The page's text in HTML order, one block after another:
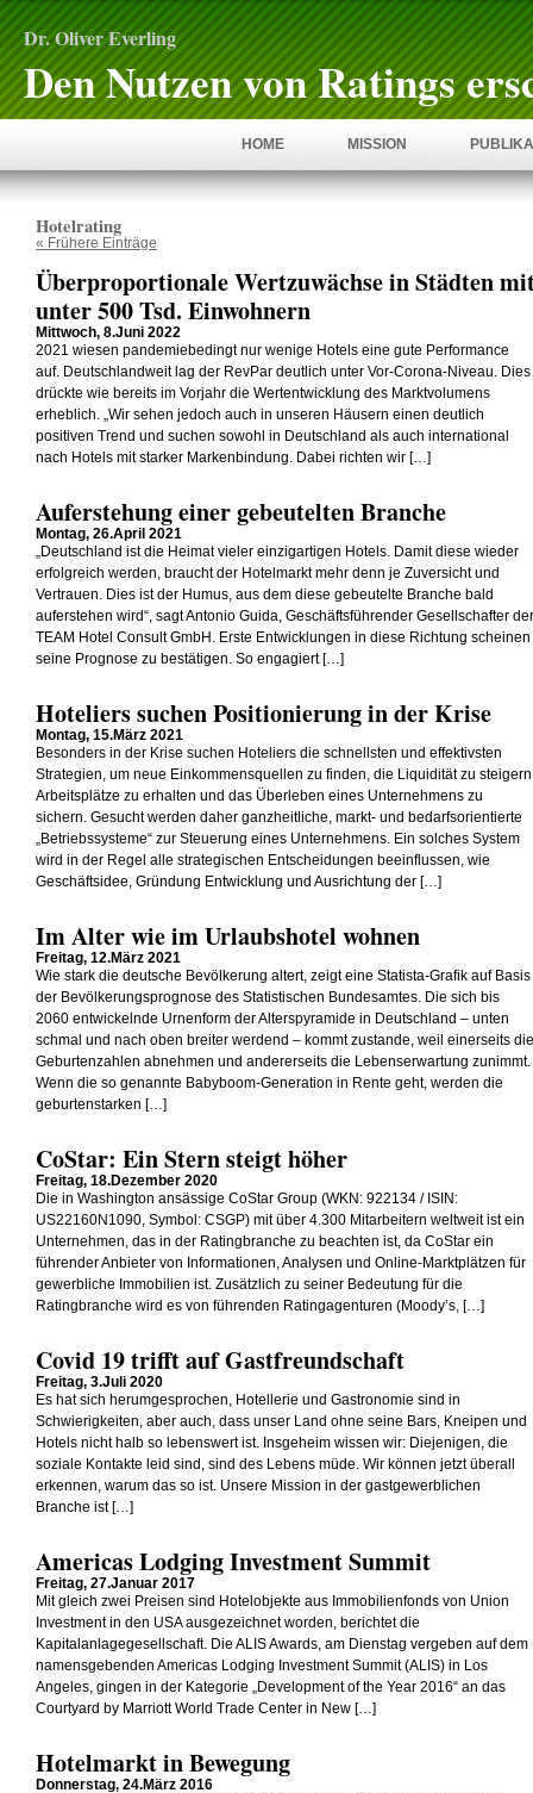
Dr. Oliver Everling
Den Nutzen von Ratings
HOME MISSION
Hotelrating
« Frühere Einträge
Überproportionale Wertzuwächse in Städten
unter 500 Tsd. Einwohnern
Mittwoch, 8.Juni 2022
2021 wiesen pandemiebedingt nur wenige Hotels eine gute Performance
auf. Deutschlandweit lag der RevPar deutlich unter Vor-Corona-Niveau. Dies
drückte wie bereits im Vorjahr die Wertentwicklung des Marktvolumens
erheblich. „Wir sehen jedoch auch in unseren Häusern einen deutlich
positiven Trend und suchen sowohl in Deutschland als auch international
nach Hotels mit starker Markenbindung. Dabei richten wir […]
Auferstehung einer gebeutelten Branche
Montag, 26.April 2021
„Deutschland ist die Heimat vieler einzigartigen Hotels. Damit diese wieder
erfolgreich werden, braucht der Hotelmarkt mehr denn je Zuversicht und
Vertrauen. Dies ist der Humus, aus dem diese gebeutelte Branche bald
auferstehen wird“, sagt Antonio Guida, Geschäftsführender Gesellschafter der
TEAM Hotel Consult GmbH. Erste Entwicklungen in diese Richtung scheinen
seine Prognose zu bestätigen. So engagiert […]
Hoteliers suchen Positionierung in der Krise
Montag, 15.März 2021
Besonders in der Krise suchen Hoteliers die schnellsten und effektivsten
Strategien, um neue Einkommensquellen zu finden, die Liquidität zu
Arbeitsplätze zu erhalten und das Überleben eines Unternehmens zu
sichern. Gesucht werden daher ganzheitliche, markt- und bedarfsorientierte
„Betriebssysteme“ zur Steuerung eines Unternehmens. Ein solches System
wird in der Regel alle strategischen Entscheidungen beeinflussen, wie
Geschäftsidee, Gründung Entwicklung und Ausrichtung der […]
Im Alter wie im Urlaubshotel wohnen
Freitag, 12.März 2021
Wie stark die deutsche Bevölkerung altert, zeigt eine Statista-Grafik auf Basis
der Bevölkerungsprognose des Statistischen Bundesamtes. Die sich bis
2060 entwickelnde Urnenform der Alterspyramide in Deutschland – unten
schmal und nach oben breiter werdend – kommt zustande, weil einerseits die
Geburtenzahlen abnehmen und andererseits die Lebenserwartung zunimmt.
Wenn die so genannte Babyboom-Generation in Rente geht, werden die
geburtenstarken […]
CoStar: Ein Stern steigt höher
Freitag, 18.Dezember 2020
Die in Washington ansässige CoStar Group (WKN: 922134 / ISIN:
US22160N1090, Symbol: CSGP) mit über 4.300 Mitarbeitern weltweit ist ein
Unternehmen, das in der Ratingbranche zu beachten ist, da CoStar ein
führender Anbieter von Informationen, Analysen und Online-Marktplätzen für
gewerbliche Immobilien ist. Zusätzlich zu seiner Bedeutung für die
Ratingbranche wird es von führenden Ratingagenturen (Moody’s, […]
Covid 19 trifft auf Gastfreundschaft
Freitag, 3.Juli 2020
Es hat sich herumgesprochen, Hotellerie und Gastronomie sind in
Schwierigkeiten, aber auch, dass unser Land ohne seine Bars, Kneipen und
Hotels nicht halb so lebenswert ist. Insgeheim wissen wir: Diejenigen, die
soziale Kontakte leid sind, sind des Lebens müde. Wir können jetzt überall
erkennen, warum das so ist. Unsere Mission in der gastgewerblichen
Branche ist […]
Americas Lodging Investment Summit
Freitag, 27.Januar 2017
Mit gleich zwei Preisen sind Hotelobjekte aus Immobilienfonds von Union
Investment in den USA ausgezeichnet worden, berichtet die
Kapitalanlagegesellschaft. Die ALIS Awards, am Dienstag vergeben auf dem
namensgebenden Americas Lodging Investment Summit (ALIS) in Los
Angeles, gingen in der Kategorie „Development of the Year 2016“ an das
Courtyard by Marriott World Trade Center in New […]
Hotelmarkt in Bewegung
Donnerstag, 24.März 2016